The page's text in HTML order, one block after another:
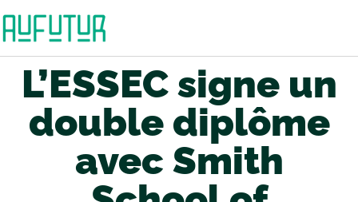
L’ESSEC signe un
double diplôme
avec Smith